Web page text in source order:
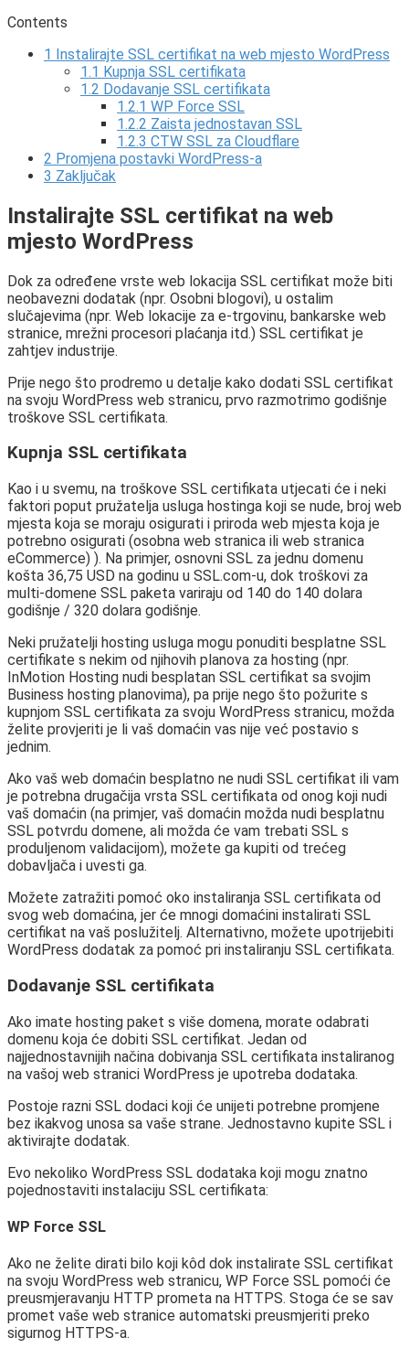
Contents
1 Instalirajte SSL certifikat na web mjesto WordPress
1.1 Kupnja SSL certifikata
1.2 Dodavanje SSL certifikata
1.2.1 WP Force SSL
1.2.2 Zaista jednostavan SSL
1.2.3 CTW SSL za Cloudflare
2 Promjena postavki WordPress-a
3 Zaključak
Instalirajte SSL certifikat na web
mjesto WordPress
Dok za određene vrste web lokacija SSL certifikat može biti
neobavezni dodatak (npr. Osobni blogovi), u ostalim
slučajevima (npr. Web lokacije za e-trgovinu, bankarske web
stranice, mrežni procesori plaćanja itd.) SSL certifikat je
zahtjev industrije.
Prije nego što prodremo u detalje kako dodati SSL certifikat
na svoju WordPress web stranicu, prvo razmotrimo godišnje
troškove SSL certifikata.
Kupnja SSL certifikata
Kao i u svemu, na troškove SSL certifikata utjecati će i neki
faktori poput pružatelja usluga hostinga koji se nude, broj web
mjesta koja se moraju osigurati i priroda web mjesta koja je
potrebno osigurati (osobna web stranica ili web stranica
eCommerce) ). Na primjer, osnovni SSL za jednu domenu
košta 36,75 USD na godinu u SSL.com-u, dok troškovi za
multi-domene SSL paketa variraju od 140 do 140 dolara
godišnje / 320 dolara godišnje.
Neki pružatelji hosting usluga mogu ponuditi besplatne SSL
certifikate s nekim od njihovih planova za hosting (npr.
InMotion Hosting nudi besplatan SSL certifikat sa svojim
Business hosting planovima), pa prije nego što požurite s
kupnjom SSL certifikata za svoju WordPress stranicu, možda
želite provjeriti je li vaš domaćin vas nije već postavio s
jednim.
Ako vaš web domaćin besplatno ne nudi SSL certifikat ili vam
je potrebna drugačija vrsta SSL certifikata od onog koji nudi
vaš domaćin (na primjer, vaš domaćin možda nudi besplatnu
SSL potvrdu domene, ali možda će vam trebati SSL s
produljenom validacijom), možete ga kupiti od trećeg
dobavljača i uvesti ga.
Možete zatražiti pomoć oko instaliranja SSL certifikata od
svog web domaćina, jer će mnogi domaćini instalirati SSL
certifikat na vaš poslužitelj. Alternativno, možete upotrijebiti
WordPress dodatak za pomoć pri instaliranju SSL certifikata.
Dodavanje SSL certifikata
Ako imate hosting paket s više domena, morate odabrati
domenu koja će dobiti SSL certifikat. Jedan od
najjednostavnijih načina dobivanja SSL certifikata instaliranog
na vašoj web stranici WordPress je upotreba dodataka.
Postoje razni SSL dodaci koji će unijeti potrebne promjene
bez ikakvog unosa sa vaše strane. Jednostavno kupite SSL i
aktivirajte dodatak.
Evo nekoliko WordPress SSL dodataka koji mogu znatno
pojednostaviti instalaciju SSL certifikata:
WP Force SSL
Ako ne želite dirati bilo koji kôd dok instalirate SSL certifikat
na svoju WordPress web stranicu, WP Force SSL pomoći će
preusmjeravanju HTTP prometa na HTTPS. Stoga će se sav
promet vaše web stranice automatski preusmjeriti preko
sigurnog HTTPS-a.